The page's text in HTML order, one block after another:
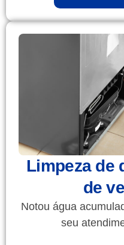
Limpeza de
de
Notou água
seu